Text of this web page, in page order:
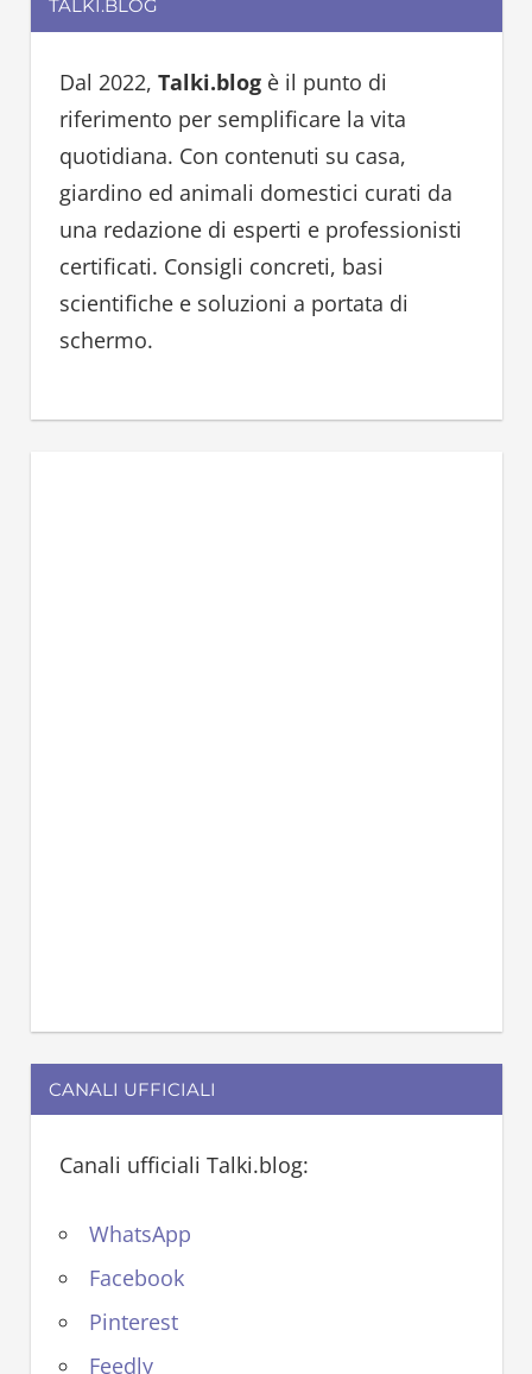
c
f
o
r
:
TALKI.BLOG
Dal 2022, Talki.blogè il punto di
riferimento per semplificare la vita
quotidiana. Con contenuti su casa,
giardino ed animali domestici curati da
una redazione di esperti e professionisti
certificati. Consigli concreti, basi
scientifiche e soluzioni a portata di
schermo.
CANALI UFFICIALI
Canali ufficiali Talki.blog:
WhatsApp
Facebook
Pinterest
Feedly